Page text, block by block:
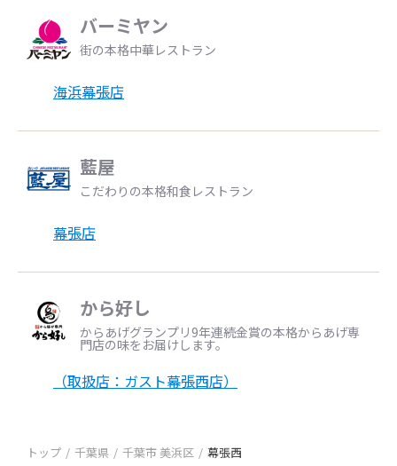
バーミヤン
街の本格中華レストラン
海浜幕張店
藍屋
こだわりの本格和食レストラン
幕張店
から好し
からあげグランプリ9年連続金賞の本格からあげ専
門店の味をお届けします。
（取扱店：ガスト幕張西店）
トップ 千葉県 千葉市 美浜区 幕張西